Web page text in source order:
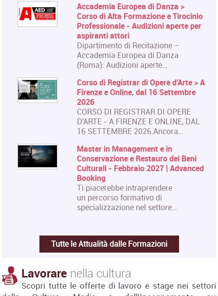
Accademia Europea di Danza >
Corso di Alta Formazione e Tirocinio
Professionale - Audizioni aperte per
aspiranti attori
Dipartimento di Recitazione –
Accademia Europea di Danza
(Roma): Audizioni aperte…
Corso di Registrar di Opere d'Arte > A
Firenze e Online, dal 16 Settembre
2026
CORSO DI REGISTRAR DI OPERE
D'ARTE - A FIRENZE E ONLINE, DAL
16 SETTEMBRE 2026.Ancora…
Master in Management e in
Conservazione e Restauro dei Beni
Culturali - Febbraio 2027 | Advanced
Booking
Ti piacerebbe intraprendere
un percorso formativo di
specializzazione nel settore…
Tutte le Attualità dalle Formazioni
Lavorare nella cultura
Scopri tutte le offerte di lavoro e stage nei settori